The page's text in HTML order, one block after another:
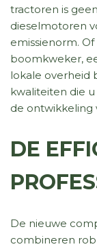
tractoren is
dieselmotoren
emissienorm.
boomkweker,
lokale overheid
kwaliteiten die
de ontwikkeling
DE
De nieuwe
combineren